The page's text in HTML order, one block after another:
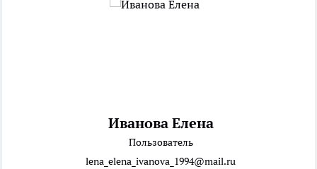
Иванова Елена
Пользователь
lena_elena_ivanova_1994@mail.ru